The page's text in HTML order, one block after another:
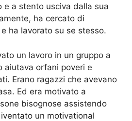
e a stento usciva dalla sua
ha cercato di
ha lavorato su se stesso.
un lavoro in un gruppo a
aiutava orfani poveri e
Erano ragazzi che avevano
Ed era motivato a
bisognose assistendo
un motivational